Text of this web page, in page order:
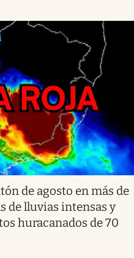
de agosto en más de
de lluvias intensas y
huracanados de 70